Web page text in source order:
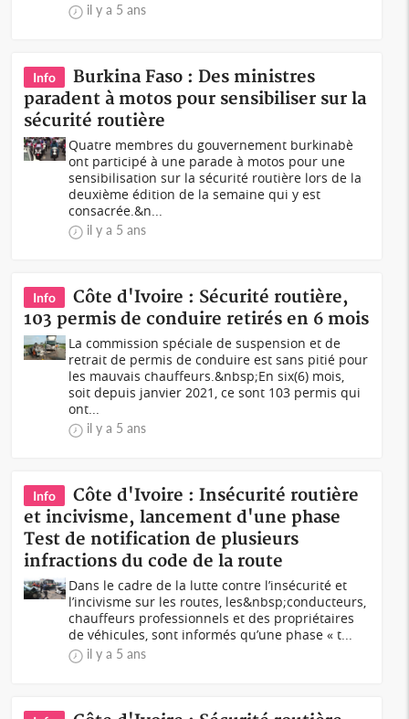
il y a 5 ans
Info
Burkina Faso : Des ministres
paradent à motos pour sensibiliser sur la
sécurité routière
Quatre membres du gouvernement burkinabè
ont participé à une parade à motos pour une
sensibilisation sur la sécurité routière lors de la
deuxième édition de la semaine qui y est
consacrée.&n...
il y a 5 ans
Info
Côte d'Ivoire : Sécurité routière,
103 permis de conduire retirés en 6 mois
La commission spéciale de suspension et de
retrait de permis de conduire est sans pitié pour
les mauvais chauffeurs.&nbsp;En six(6) mois,
soit depuis janvier 2021, ce sont 103 permis qui
ont...
il y a 5 ans
Info
Côte d'Ivoire : Insécurité routière
et incivisme, lancement d'une phase
Test de notification de plusieurs
infractions du code de la route
Dans le cadre de la lutte contre l’insécurité et
l’incivisme sur les routes, les&nbsp;conducteurs,
chauffeurs professionnels et des propriétaires
de véhicules, sont informés qu’une phase « t...
il y a 5 ans